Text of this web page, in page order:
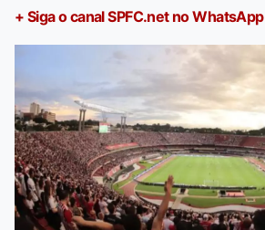
+ Siga o canal SPFC.net no WhatsApp